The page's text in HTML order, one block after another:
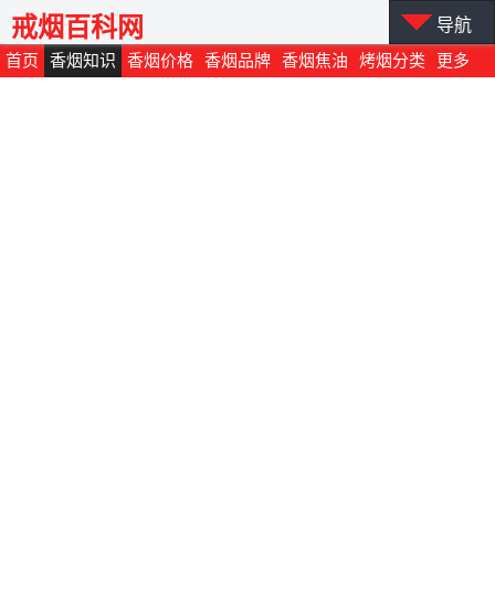
首页 香烟知识 香烟价格 香烟品牌 香烟焦油 烤烟分类 更多
戒烟百科网 导航